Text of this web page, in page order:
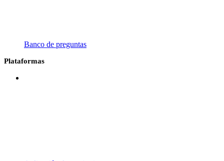
Banco de preguntas
Plataformas